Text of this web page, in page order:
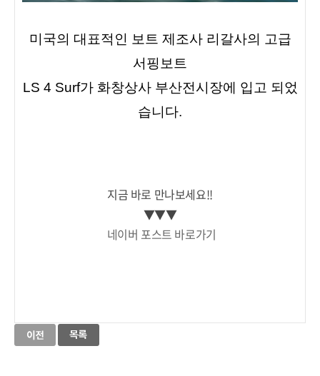
미국의 대표적인 보트 제조사 리갈사의 고급
서핑보트
LS 4 Surf가 화창상사 부산전시장에 입고 되었
습니다.
지금 바로 만나보세요!!
▼▼▼
네이버 포스트 바로가기